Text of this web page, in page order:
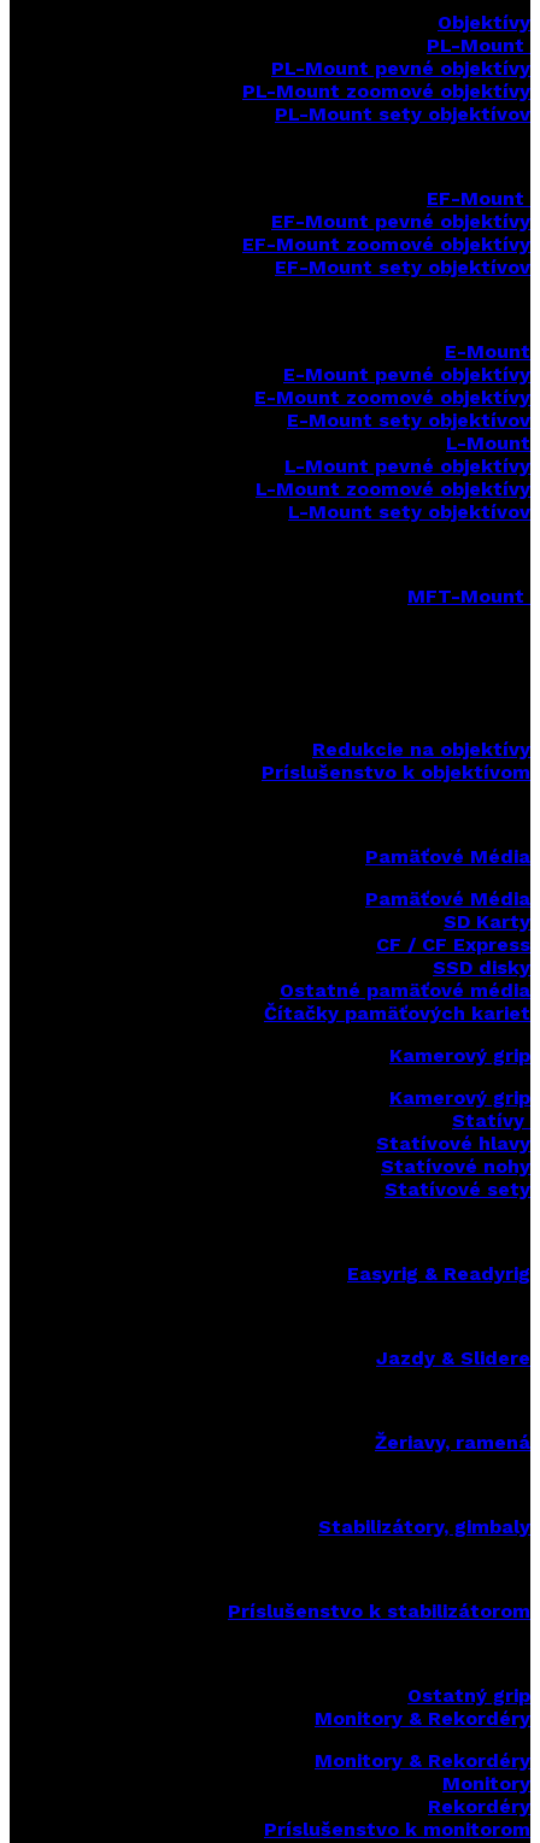
Objektívy
PL-Mount
PL-Mount pevné objektívy
PL-Mount zoomové objektívy
PL-Mount sety objektívov
EF-Mount
EF-Mount pevné objektívy
EF-Mount zoomové objektívy
EF-Mount sety objektívov
E-Mount
E-Mount pevné objektívy
E-Mount zoomové objektívy
E-Mount sety objektívov
L-Mount
L-Mount pevné objektívy
L-Mount zoomové objektívy
L-Mount sety objektívov
MFT-Mount
Redukcie na objektívy
Príslušenstvo k objektívom
Pamäťové Média
Pamäťové Média
SD Karty
CF / CF Express
SSD disky
Ostatné pamäťové média
Čítačky pamäťových kariet
Kamerový grip
Kamerový grip
Statívy
Statívové hlavy
Statívové nohy
Statívové sety
Easyrig & Readyrig
Jazdy & Slidere
Žeriavy, ramená
Stabilizátory, gimbaly
Príslušenstvo k stabilizátorom
Ostatný grip
Monitory & Rekordéry
Monitory & Rekordéry
Monitory
Rekordéry
Príslušenstvo k monitorom